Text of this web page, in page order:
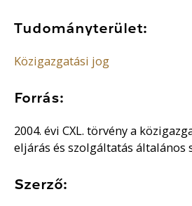
Tudományterület:
Közigazgatási jog
Forrás:
2004. évi CXL. törvény a
eljárás és szolgáltatás általános
Szerző: